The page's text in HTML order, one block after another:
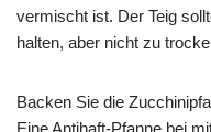
vermischt ist. Der Teig
halten, aber nicht zu
Backen Sie die
Eine Antihaft-Pfanne bei